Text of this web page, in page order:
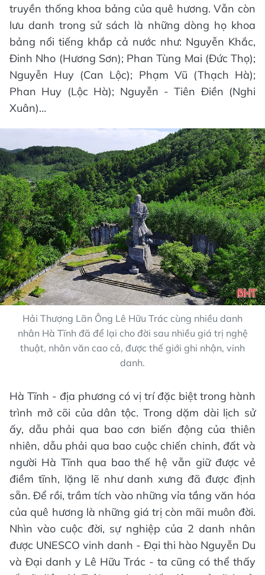
truyền thống khoa bảng của quê hương. Vẫn còn
lưu danh trong sử sách là những dòng họ khoa
bảng nổi tiếng khắp cả nước như: Nguyễn Khắc,
Đinh Nho (Hương Sơn); Phan Tùng Mai (Đức Thọ);
Nguyễn Huy (Can Lộc); Phạm Vũ (Thạch Hà);
Phan Huy (Lộc Hà); Nguyễn - Tiên Điền (Nghi
Xuân)…
Hải Thượng Lãn Ông Lê Hữu Trác cùng nhiều danh
nhân Hà Tĩnh đã để lại cho đời sau nhiều giá trị nghệ
thuật, nhân văn cao cả, được thế giới ghi nhận, vinh
danh.
Hà Tĩnh - địa phương có vị trí đặc biệt trong hành
trình mở cõi của dân tộc. Trong dặm dài lịch sử
ấy, dẫu phải qua bao cơn biến động của thiên
nhiên, dẫu phải qua bao cuộc chiến chinh, đất và
người Hà Tĩnh qua bao thế hệ vẫn giữ được vẻ
điềm tĩnh, lặng lẽ như danh xưng đã được định
sẵn. Để rồi, trầm tích vào những vỉa tầng văn hóa
của quê hương là những giá trị còn mãi muôn đời.
Nhìn vào cuộc đời, sự nghiệp của 2 danh nhân
được UNESCO vinh danh - Đại thi hào Nguyễn Du
và Đại danh y Lê Hữu Trác - ta cũng có thể thấy